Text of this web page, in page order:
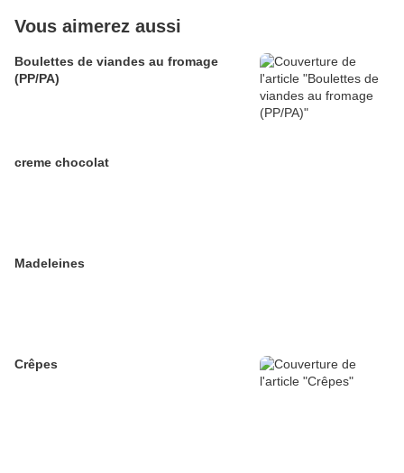
Vous aimerez aussi
Boulettes de viandes au fromage
(PP/PA)
creme chocolat
Madeleines
Crêpes